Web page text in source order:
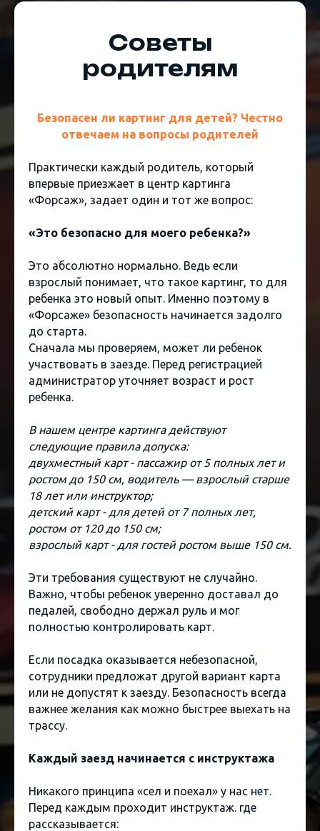
Советы
родителям
Безопасен ли картинг для детей? Честно
отвечаем на вопросы родителей
Практически каждый родитель, который
впервые приезжает в центр картинга
«Форсаж», задает один и тот же вопрос:
«Это безопасно для моего ребенка?»
Это абсолютно нормально. Ведь если
взрослый понимает, что такое картинг, то для
ребенка это новый опыт. Именно поэтому в
«Форсаже» безопасность начинается задолго
до старта.
Сначала мы проверяем, может ли ребенок
участвовать в заезде. Перед регистрацией
администратор уточняет возраст и рост
ребенка.
В нашем центре картинга действуют
следующие правила допуска:
двухместный карт - пассажир от 5 полных лет и
ростом до 150 см, водитель — взрослый старше
18 лет или инструктор;
детский карт - для детей от 7 полных лет,
ростом от 120 до 150 см;
взрослый карт - для гостей ростом выше 150 см.
Эти требования существуют не случайно.
Важно, чтобы ребенок уверенно доставал до
педалей, свободно держал руль и мог
полностью контролировать карт.
Если посадка оказывается небезопасной,
сотрудники предложат другой вариант карта
или не допустят к заезду. Безопасность всегда
важнее желания как можно быстрее выехать на
трассу.
Каждый заезд начинается с инструктажа
Никакого принципа «сел и поехал» у нас нет.
Перед каждым проходит инструктаж. где
рассказывается: